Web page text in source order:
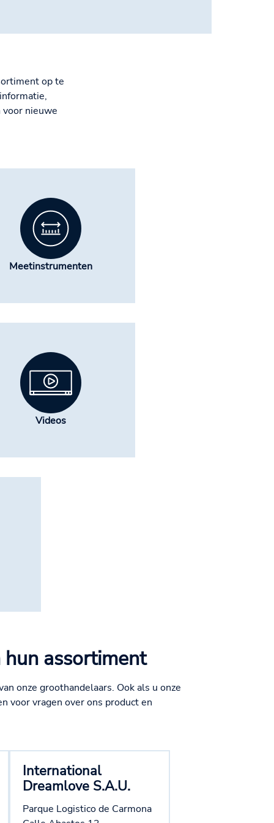
op te
nieuwe
Meetinstrumenten
Videos
hun assortiment
onze groothandelaars. Ook als u onze
voor vragen over ons product en
International
Dreamlove S.A.U.
Parque Logistico de Carmona